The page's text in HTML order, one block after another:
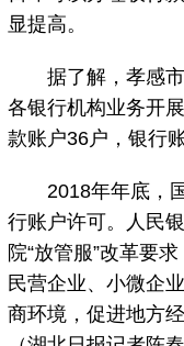
显提高。
据了解，孝感市
各银行机构业务开
款账户36户，银行
2018年年底，国
行账户许可。人民
院“放管服”改革要
民营企业、小微企
商环境，促进地方